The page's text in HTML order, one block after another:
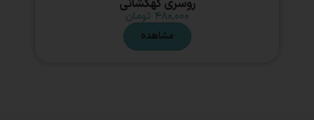
روسری کهکشانی
۴۸۰,۰۰۰ تومان
مشاهده